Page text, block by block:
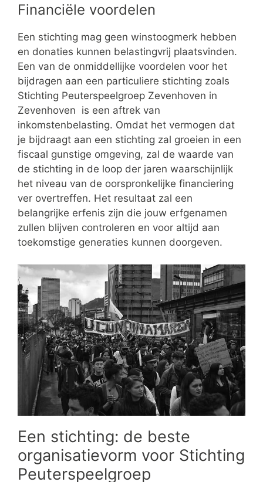
Financiële voordelen
Een stichting mag geen winstoogmerk hebben
en donaties kunnen belastingvrij plaatsvinden.
Een van de onmiddellijke voordelen voor het
bijdragen aan een particuliere stichting zoals
Stichting Peuterspeelgroep Zevenhoven in
Zevenhoven is een aftrek van
inkomstenbelasting. Omdat het vermogen dat
je bijdraagt aan een stichting zal groeien in een
fiscaal gunstige omgeving, zal de waarde van
de stichting in de loop der jaren waarschijnlijk
het niveau van de oorspronkelijke financiering
ver overtreffen. Het resultaat zal een
belangrijke erfenis zijn die jouw erfgenamen
zullen blijven controleren en voor altijd aan
toekomstige generaties kunnen doorgeven.
Een stichting: de beste
organisatievorm voor Stichting
Peuterspeelgroep